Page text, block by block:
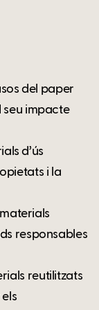
del paper
seu impacte
d’ús
i la
responsables
reutilitzats